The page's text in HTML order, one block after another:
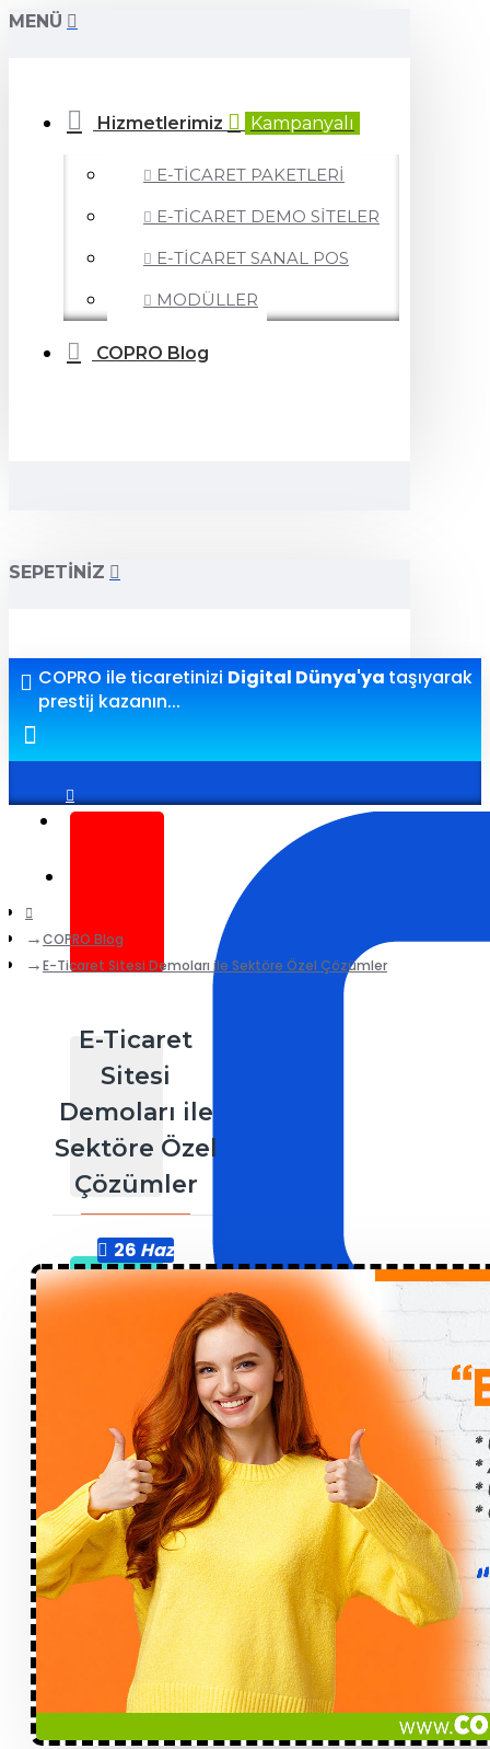
MENÜ
Hizmetlerimiz Kampanyalı
E-TİCARET PAKETLERİ
E-TİCARET DEMO SİTELER
E-TİCARET SANAL POS
MODÜLLER
COPRO Blog
SEPETINIZ
COPRO ile ticaretinizi Digital Dünya'ya taşıyarak
prestij kazanın...
Giriş yap
COPRO Blog
E-Ticaret Sitesi Demoları ile Sektöre Özel Çözümler
E-Ticaret
Sitesi
Demoları ile
Sektöre Özel
Çözümler
26 Haz